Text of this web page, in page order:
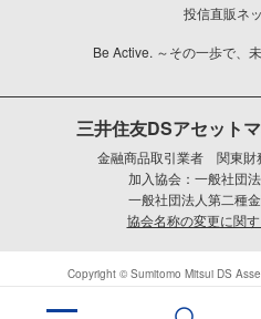
投信直販ネ
Be Active. ～その一歩で、
三井住友DSアセット
金融商品取引業者 関東財
加入協会：一般社団
一般社団法人第二種
協会名称の変更に関
Copyright © Sumitomo Mitsui DS